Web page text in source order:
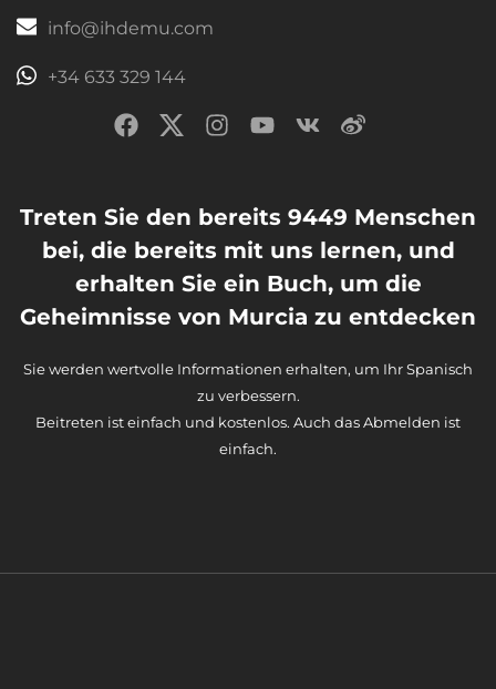
info@ihdemu.com
+34 633 329 144
Treten Sie den bereits 9449 Menschen
bei, die bereits mit uns lernen, und
erhalten Sie ein Buch, um die
Geheimnisse von Murcia zu entdecken
Sie werden wertvolle Informationen erhalten, um Ihr Spanisch
zu verbessern.
Beitreten ist einfach und kostenlos. Auch das Abmelden ist
einfach.